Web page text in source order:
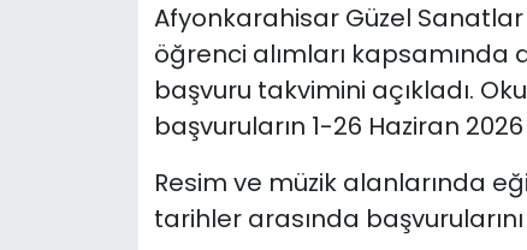
Afyonkarahisar Güzel Sanatlar
öğrenci alımları kapsamında
başvuru takvimini açıkladı.
başvuruların 1-26 Haziran
Resim ve müzik alanlarında
tarihler arasında